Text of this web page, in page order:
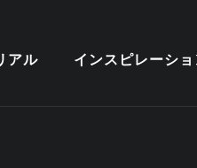
アル インスピレーシ